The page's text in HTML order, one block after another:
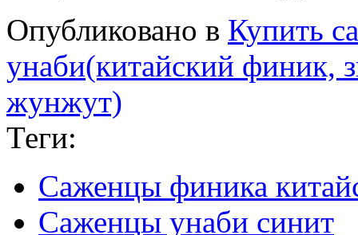
Опубликовано в Купить
унаби(китайский финик,
жунжут)
Теги:
Саженцы финика
Саженцы унаби синит